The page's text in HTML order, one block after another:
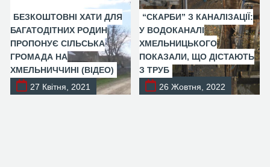
БЕЗКОШТОВНІ ХАТИ ДЛЯ
БАГАТОДІТНИХ РОДИН
ПРОПОНУЄ СІЛЬСЬКА
ГРОМАДА НА
ХМЕЛЬНИЧЧИНІ (ВІДЕО)
27 Квітня, 2021
“СКАРБИ” З КАНАЛІЗАЦІЇ:
У ВОДОКАНАЛІ
ХМЕЛЬНИЦЬКОГО
ПОКАЗАЛИ, ЩО ДІСТАЮТЬ
З ТРУБ
26 Жовтня, 2022